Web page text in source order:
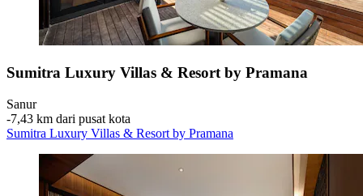
Sumitra Luxury Villas & Resort by Pramana
Sanur
‐7,43 km dari pusat kota
Sumitra Luxury Villas & Resort by Pramana